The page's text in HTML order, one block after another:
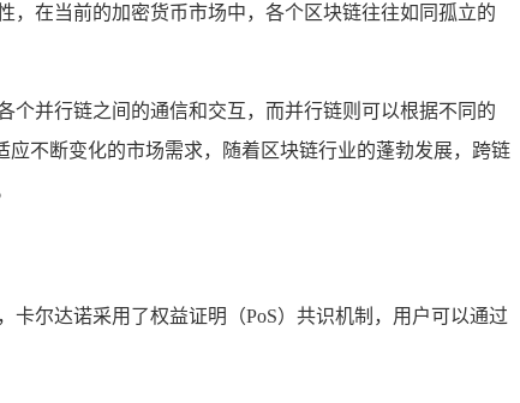
，在当前的加密货币市场中，各个区块链往往如同孤立的
个并行链之间的通信和交互，而并行链则可以根据不同的
不断变化的市场需求，随着区块链行业的蓬勃发展，跨链
尔达诺采用了权益证明（PoS）共识机制，用户可以通过